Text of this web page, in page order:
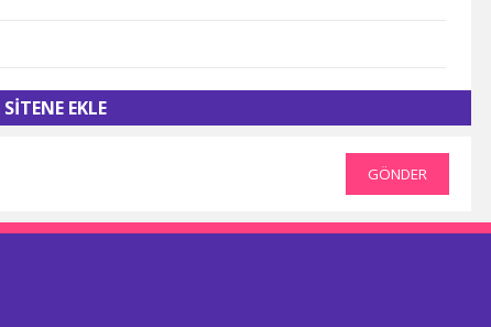
TRT Belgesel
İdman Tv
Az Tv
SİTENE EKLE
GÖNDER